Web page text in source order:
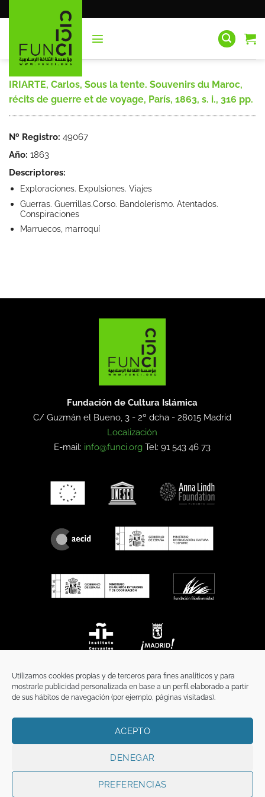
Utilizamos cookies propias y de terceros para fines analíticos y para
mostrarle publicidad personalizada en base a un perfil elaborado a partir
de sus hábitos de navegación (por ejemplo, páginas visitadas).
ACEPTO
DENEGAR
PREFERENCIAS
al
IRIARTE, Carlos, Sous la tente. Souvenirs du Maroc,
récits de guerre et de voyage, París, 1863, s. i., 316 pp.
Nº Registro: 49067
Año: 1863
Descriptores:
Exploraciones. Expulsiones. Viajes
Guerras. Guerrillas.Corso. Bandolerismo. Atentados.
Conspiraciones
Marruecos, marroquí
Fundación de Cultura Islámica
C/ Guzmán el Bueno, 3 - 2º dcha -28015 Madrid
Localización
E-mail: info@funci.org Tel: 91 543 46 73
TÉRMINOS Y CONDICIONES
Copyright 2026 ©FunciFUNCI es titular de los derechos de propiedad
intelectual e industrial de este sitio web, y es también titular o tiene la